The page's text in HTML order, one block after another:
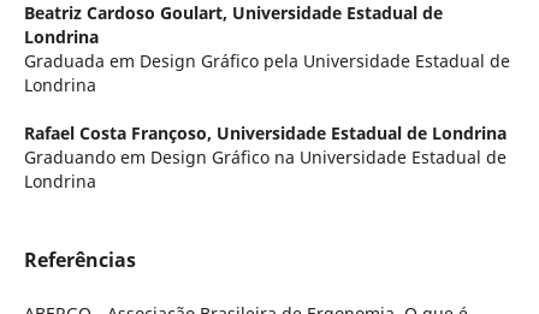
Beatriz Cardoso Goulart, Universidade Estadual de
Londrina
Graduada em Design Gráfico pela Universidade Estadual de
Londrina
Rafael Costa Françoso, Universidade Estadual de Londrina
Graduando em Design Gráfico na Universidade Estadual de
Londrina
Referências